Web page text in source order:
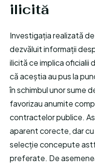
ilicită
Investigația realizată
dezvăluit informații
ilicită ce implica oficialii
că aceștia au pus la
în schimbul unor sume
favorizau anumite
contractelor publice.
aparent corecte, dar
selecție concepute
preferate. De